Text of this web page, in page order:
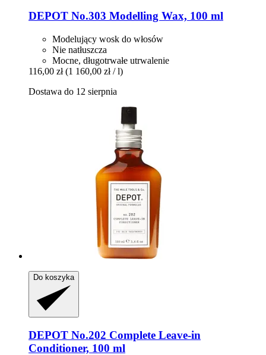
DEPOT No.303 Modelling Wax, 100 ml
Modelujący wosk do włosów
Nie natłuszcza
Mocne, długotrwałe utrwalenie
116,00 zł (1 160,00 zł / l)
Dostawa do 12 sierpnia
Do koszyka
DEPOT No.202 Complete Leave-​in
Conditioner, 100 ml